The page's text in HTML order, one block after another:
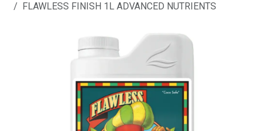
FLAWLESS FINISH 1L ADVANCED NUTRIENTS